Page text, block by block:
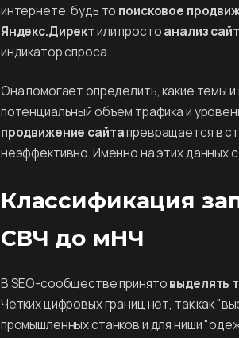
интернете, будь то поисковое
Яндекс.Директили простоанализ
индикатор спроса.
Она помогает определить, какие темы
потенциальный объем трафика и
продвижение сайтапревращается в
неэффективно. Именно на этих данных
Классификация
СВЧ до мНЧ
В SEO-сообществе принятовыделять
Четких цифровых границ нет, так как
промышленных станков и для ниши